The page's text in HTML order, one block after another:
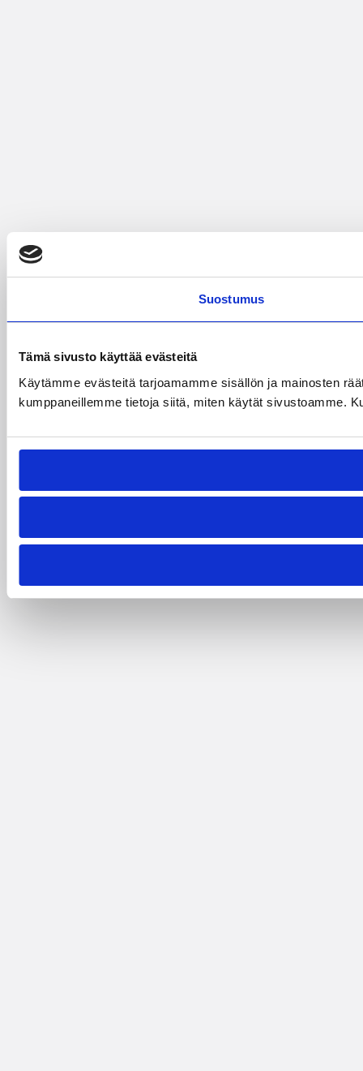
Suostumus
Tämä sivusto käyttää evästeitä
Käytämme evästeitä tarjoamamme sisällön ja mainosten
kumppaneillemme tietoja siitä, miten käytät sivustoamme.